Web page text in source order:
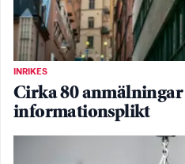
INRIKES
Cirka 80 anmälningar
informationsplikt